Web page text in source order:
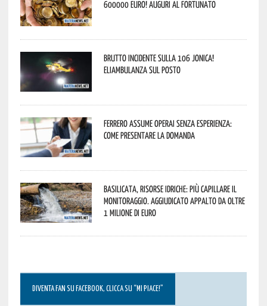
600000 euro! Auguri al fortunato
Brutto incidente sulla 106 Jonica!
Eliambulanza sul posto
Ferrero assume operai senza esperienza:
come presentare la domanda
Basilicata, Risorse idriche: più capillare il
monitoraggio. Aggiudicato appalto da oltre
1 milione di euro
DIVENTA FAN SU FACEBOOK, CLICCA SU “MI PIACE!”